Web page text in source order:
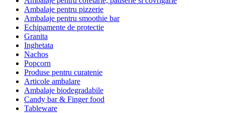
Ambalaje pentru pizzerie
Ambalaje pentru smoothie bar
Echipamente de protectie
Granita
Inghetata
Nachos
Popcorn
Produse pentru curatenie
Articole ambalare
Ambalaje biodegradabile
Candy bar & Finger food
Tableware